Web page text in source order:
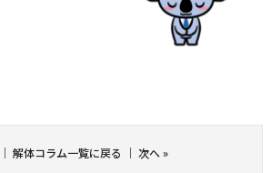
｜解体コラム一覧に戻る ｜次へ»